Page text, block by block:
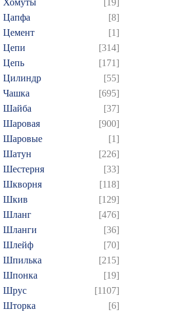
Хомуты
[19]
Цапфа
[8]
Цемент
[1]
Цепи
[314]
Цепь
[171]
Цилиндр
[55]
Чашка
[695]
Шайба
[37]
Шаровая
[900]
Шаровые
[1]
Шатун
[226]
Шестерня
[33]
Шкворня
[118]
Шкив
[129]
Шланг
[476]
Шланги
[36]
Шлейф
[70]
Шпилька
[215]
Шпонка
[19]
Шрус
[1107]
Шторка
[6]